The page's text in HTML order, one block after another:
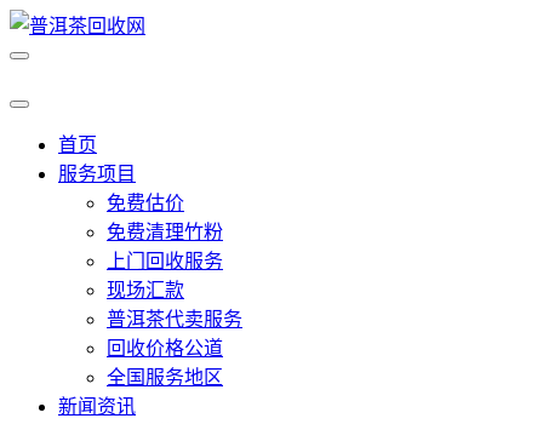
首页
服务项目
免费估价
免费清理竹粉
上门回收服务
现场汇款
普洱茶代卖服务
回收价格公道
全国服务地区
新闻资讯